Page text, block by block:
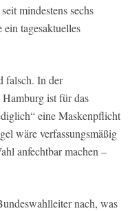
mindestens sechs
tagesaktuelles
falsch. In der
ist für das
eine Maskenpflicht
wäre verfassungsmäßig
anfechtbar machen –
nach, was